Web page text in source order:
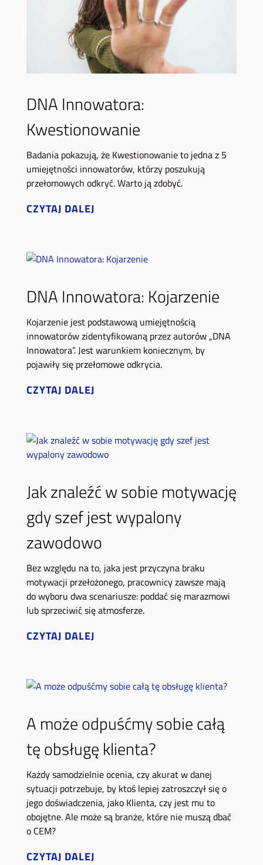
DNA Innowatora:
Kwestionowanie
Badania pokazują, że Kwestionowanie to jedna z 5
umiejętności innowatorów, którzy poszukują
przełomowych odkryć. Warto ją zdobyć.
CZYTAJ DALEJ
DNA Innowatora: Kojarzenie
Kojarzenie jest podstawową umiejętnością
innowatorów zidentyfikowaną przez autorów „DNA
Innowatora”. Jest warunkiem koniecznym, by
pojawiły się przełomowe odkrycia.
CZYTAJ DALEJ
Jak znaleźć w sobie motywację
gdy szef jest wypalony
zawodowo
Bez względu na to, jaka jest przyczyna braku
motywacji przełożonego, pracownicy zawsze mają
do wyboru dwa scenariusze: poddać się marazmowi
lub sprzeciwić się atmosferze.
CZYTAJ DALEJ
A może odpuśćmy sobie całą
tę obsługę klienta?
Każdy samodzielnie ocenia, czy akurat w danej
sytuacji potrzebuje, by ktoś lepiej zatroszczył się o
jego doświadczenia, jako Klienta, czy jest mu to
obojętne. Ale może są branże, które nie muszą dbać
o CEM?
CZYTAJ DALEJ